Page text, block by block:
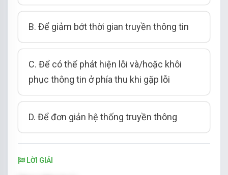
B. Để giảm bớt thời gian truyền thông tin
C. Để có thể phát hiện lỗi và/hoặc khôi
phục thông tin ở phía thu khi gặp lỗi
D. Để đơn giản hệ thống truyền thông
LỜI GIẢI